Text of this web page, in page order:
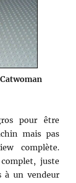
pour être
mais pas
complète.
juste
à un vendeur